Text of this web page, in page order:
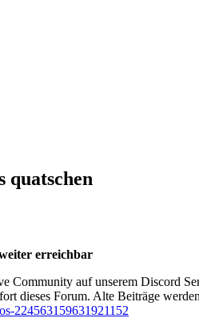
quatschen
erreichbar
Community auf unserem Discord
dieses Forum. Alte Beiträge
224563159631921152